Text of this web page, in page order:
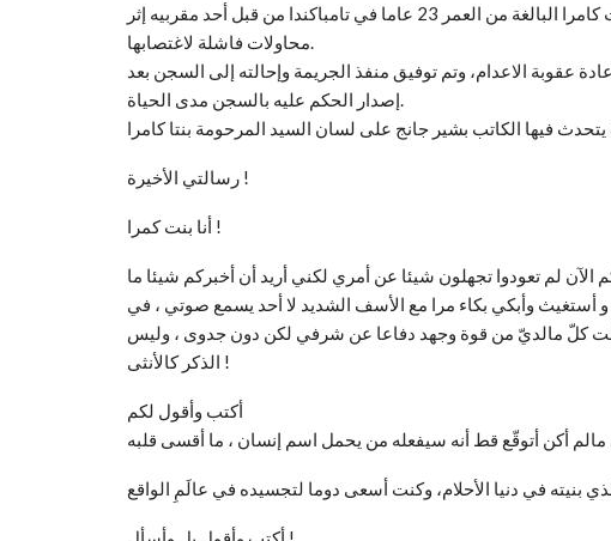
في مثل هذا اليوم من عام 2019 ، تم اغتيال السيدة بنت كامرا البالغة من العمر 23 عاما في تامباكندا من قبل أحد مقربيه إثر
محاولات فاشلة لاغتصابها.
عقوبة الاعدام، وتم توفيق منفذ الجريمة وإحالته إلى السجن بعد
إصدار الحكم عليه بالسجن مدى الحياة.
رسالتي الأخيرة !
أنا بنت كمرا !
أستغيث وأبكي بكاء مرا مع الأسف الشديد لا أحد يسمع صوتي ، في
كلّ مالديّ من قوة وجهد دفاعا عن شرفي لكن دون جدوى ، وليس
الذكر كالأنثى !
أكتب وأقول لكم